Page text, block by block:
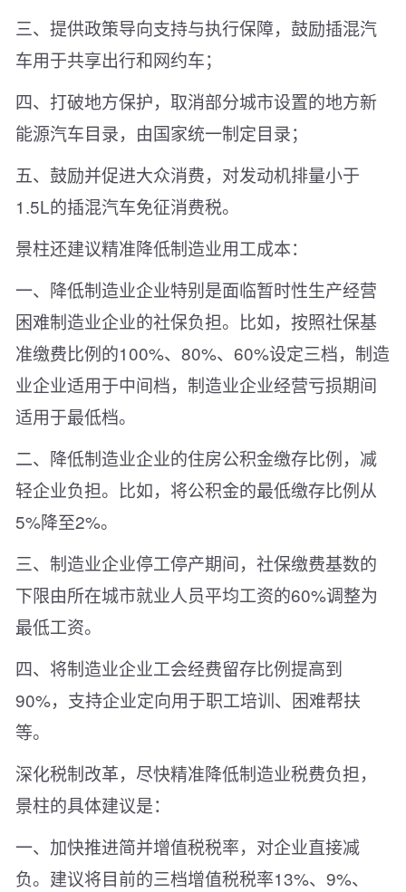
三、提供政策导向支持与执行保障，鼓励插混汽
车用于共享出行和网约车；
四、打破地方保护，取消部分城市设置的地方新
能源汽车目录，由国家统一制定目录；
五、鼓励并促进大众消费，对发动机排量小于
1.5L的插混汽车免征消费税。
景柱还建议精准降低制造业用工成本：
一、降低制造业企业特别是面临暂时性生产经营
困难制造业企业的社保负担。比如，按照社保基
准缴费比例的100%、80%、60%设定三档，制造
业企业适用于中间档，制造业企业经营亏损期间
适用于最低档。
二、降低制造业企业的住房公积金缴存比例，减
轻企业负担。比如，将公积金的最低缴存比例从
5%降至2%。
三、制造业企业停工停产期间，社保缴费基数的
下限由所在城市就业人员平均工资的60%调整为
最低工资。
四、将制造业企业工会经费留存比例提高到
90%，支持企业定向用于职工培训、困难帮扶
等。
深化税制改革，尽快精准降低制造业税费负担，
景柱的具体建议是：
一、加快推进简并增值税税率，对企业直接减
负。建议将目前的三档增值税税率13%、9%、